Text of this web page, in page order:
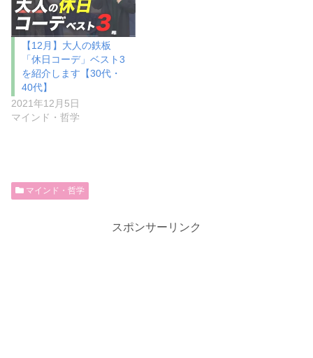
【12月】大人の鉄板
「休日コーデ」ベスト3
を紹介します【30代・
40代】
2021年12月5日
マインド・哲学
マインド・哲学
スポンサーリンク